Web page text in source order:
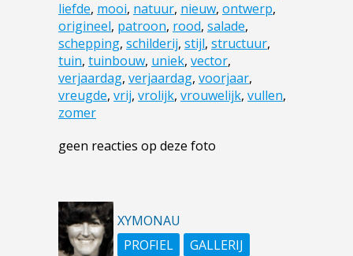
liefde, mooi, natuur, nieuw, ontwerp,
origineel, patroon, rood, salade,
schepping, schilderij, stijl, structuur,
tuin, tuinbouw, uniek, vector,
verjaardag, verjaardag, voorjaar,
vreugde, vrij, vrolijk, vrouwelijk, vullen,
zomer
geen reacties op deze foto
XYMONAU
PROFIEL
GALLERIJ